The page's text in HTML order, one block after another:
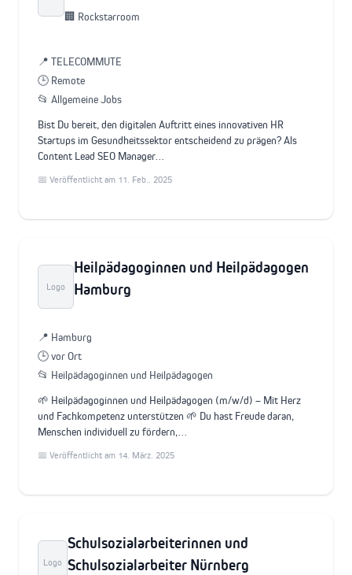
🏢 Rockstarroom
📍 TELECOMMUTE
🕒 Remote
📂 Allgemeine Jobs
Bist Du bereit, den digitalen Auftritt eines innovativen HR
Startups im Gesundheitssektor entscheidend zu prägen? Als
Content Lead SEO Manager…
📅 Veröffentlicht am 11. Feb.. 2025
Logo
Heilpädagoginnen und Heilpädagogen
Hamburg
📍 Hamburg
🕒 vor Ort
📂 Heilpädagoginnen und Heilpädagogen
🌱 Heilpädagoginnen und Heilpädagogen (m/w/d) – Mit Herz
und Fachkompetenz unterstützen 🌱 Du hast Freude daran,
Menschen individuell zu fördern,…
📅 Veröffentlicht am 14. März. 2025
Logo
Schulsozialarbeiterinnen und
Schulsozialarbeiter Nürnberg